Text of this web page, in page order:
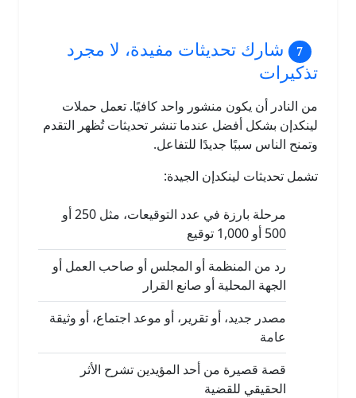
شارك تحديثات مفيدة، لا مجرد
تذكيرات
من النادر أن يكون منشور واحد كافيًا. تعمل حملات
لينكدإن بشكل أفضل عندما تنشر تحديثات تُظهر التقدم
وتمنح الناس سببًا جديدًا للتفاعل.
تشمل تحديثات لينكدإن الجيدة:
مرحلة بارزة في عدد التوقيعات، مثل 250 أو
500 أو 1,000 توقيع
رد من المنظمة أو المجلس أو صاحب العمل أو
الجهة المحلية أو صانع القرار
مصدر جديد، أو تقرير، أو موعد اجتماع، أو وثيقة
عامة
قصة قصيرة من أحد المؤيدين تشرح الأثر
الحقيقي للقضية